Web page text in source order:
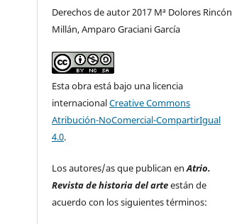
Derechos de autor 2017 Mª Dolores Rincón
Millán, Amparo Graciani García
Esta obra está bajo una licencia
internacionalCreative Commons
Atribución-NoComercial-CompartirIgual
4.0.
Los autores/as que publican enAtrio.
Revista de historia del arteestán de
acuerdo con los siguientes términos: